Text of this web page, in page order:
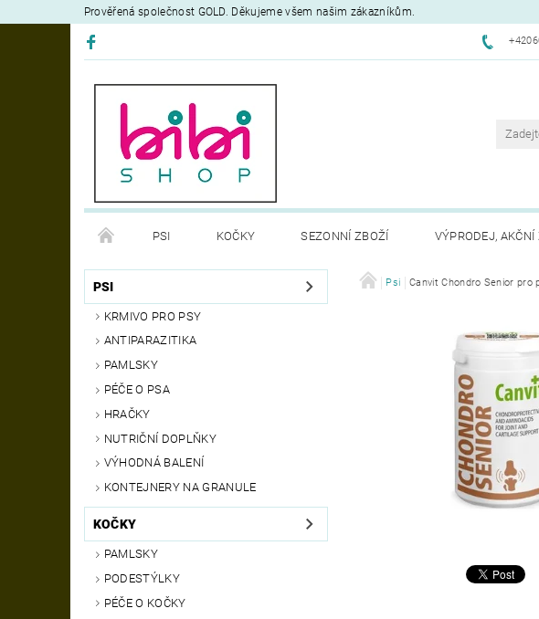
Prověřená společnost GOLD. Děkujeme všem našim zákazníkům.
PSI KOČKY SEZONNÍ ZBOŽÍ VÝPRODEJ, AKČNÍ
DEZINFEKČNÍ PROSTŘEDKY VÝCVIK OBCHODNÍ PODMÍNKY
PSI
KRMIVO PRO PSY
ANTIPARAZITIKA
PAMLSKY
PÉČE O PSA
HRAČKY
NUTRIČNÍ DOPLŇKY
VÝHODNÁ BALENÍ
KONTEJNERY NA GRANULE
KOČKY
PAMLSKY
PODESTÝLKY
PÉČE O KOČKY
Psi Canvit Chondro Senior pro